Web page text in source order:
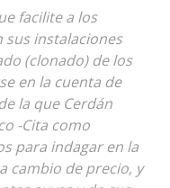
facilite a los
sus instalaciones
(clonado) de los
en la cuenta de
la que Cerdán
-Cita como
para indagar en la
cambio de precio, y